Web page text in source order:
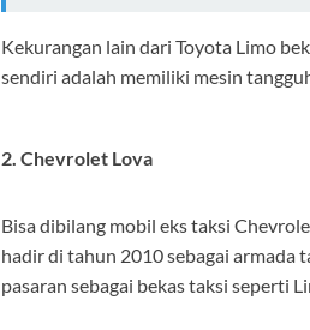
Kekurangan lain dari Toyota Limo
sendiri adalah memiliki mesin
2. Chevrolet Lova
Bisa dibilang mobil eks taksi
hadir di tahun 2010 sebagai armada
pasaran sebagai bekas taksi seperti